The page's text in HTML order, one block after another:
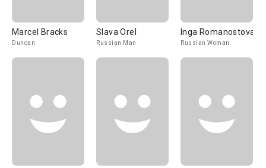
Marcel Bracks
Duncan
Slava Orel
Russian Man
Inga Romanostova
Russian Woman